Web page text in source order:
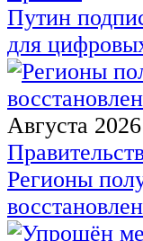
Путин
для
Августа
Регионы